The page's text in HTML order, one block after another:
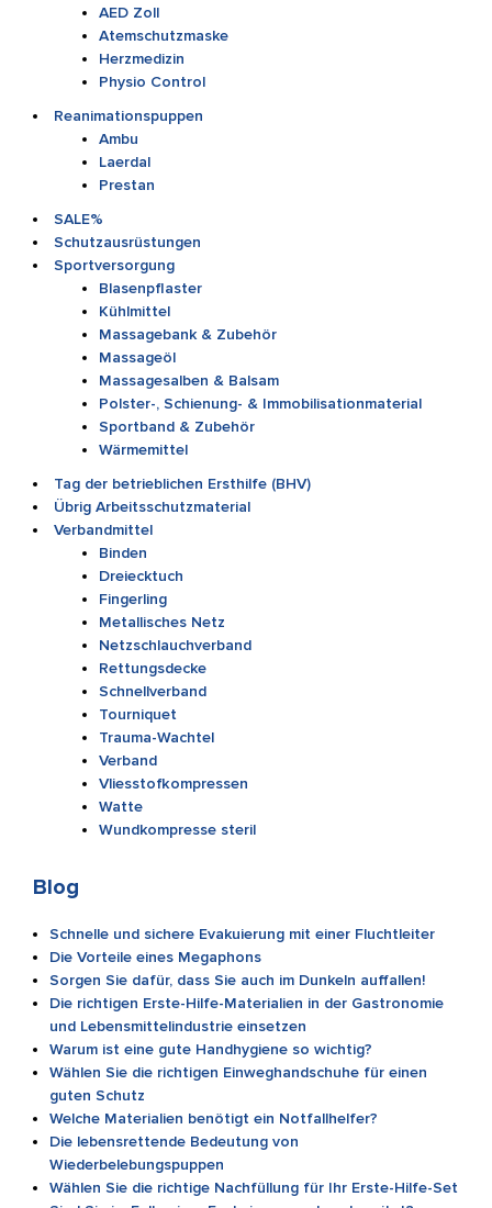
AED Zoll
Atemschutzmaske
Herzmedizin
Physio Control
Reanimationspuppen
Ambu
Laerdal
Prestan
SALE%
Schutzausrüstungen
Sportversorgung
Blasenpflaster
Kühlmittel
Massagebank & Zubehör
Massageöl
Massagesalben & Balsam
Polster-, Schienung- & Immobilisationmaterial
Sportband & Zubehör
Wärmemittel
Tag der betrieblichen Ersthilfe (BHV)
Übrig Arbeitsschutzmaterial
Verbandmittel
Binden
Dreiecktuch
Fingerling
Metallisches Netz
Netzschlauchverband
Rettungsdecke
Schnellverband
Tourniquet
Trauma-Wachtel
Verband
Vliesstofkompressen
Watte
Wundkompresse steril
Blog
Schnelle und sichere Evakuierung mit einer Fluchtleiter
Die Vorteile eines Megaphons
Sorgen Sie dafür, dass Sie auch im Dunkeln auffallen!
Die richtigen Erste-Hilfe-Materialien in der Gastronomie
und Lebensmittelindustrie einsetzen
Warum ist eine gute Handhygiene so wichtig?
Wählen Sie die richtigen Einweghandschuhe für einen
guten Schutz
Welche Materialien benötigt ein Notfallhelfer?
Die lebensrettende Bedeutung von
Wiederbelebungspuppen
Wählen Sie die richtige Nachfüllung für Ihr Erste-Hilfe-Set